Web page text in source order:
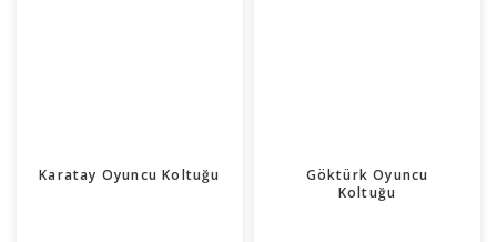
Karatay Oyuncu Koltuğu
Göktürk Oyuncu
Koltuğu